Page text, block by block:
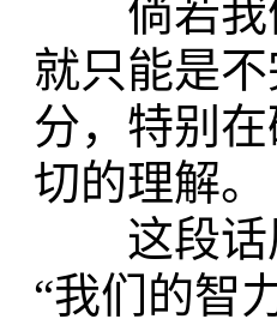
倘若我们
就只能是
分，特别
切的理解
这段话属
“我们的智